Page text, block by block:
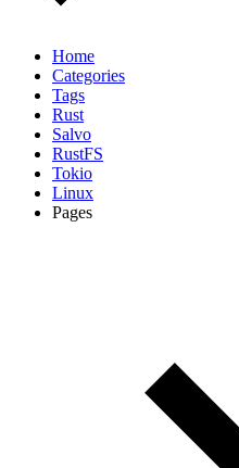
Home
Categories
Tags
Rust
Salvo
RustFS
Tokio
Linux
Pages